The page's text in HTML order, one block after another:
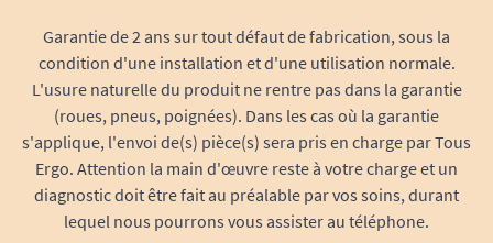
Faciles à utiliser, faciles à jeter
Pliage et dépliage rapidespour installer
l’alèse en quelques secondes sur tous
supports plats.
Format compact: discrète, elle se glisse
aisément dans un sac ou un tiroir de
rangement.
Garantie de 2 ans sur tout défaut de fabrication, sous la
condition d'une installation et d'une utilisation normale.
L'usure naturelle du produit ne rentre pas dans la garantie
(roues, pneus, poignées). Dans les cas où la garantie
s'applique, l'envoi de(s) pièce(s) sera pris en charge par Tous
Ergo. Attention la main d'œuvre reste à votre charge et un
diagnostic doit être fait au préalable par vos soins, durant
lequel nous pourrons vous assister au téléphone.